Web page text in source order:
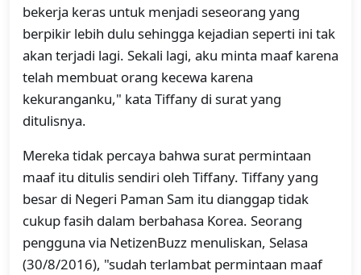
bekerja keras untuk menjadi seseorang yang
berpikir lebih dulu sehingga kejadian seperti ini tak
akan terjadi lagi. Sekali lagi, aku minta maaf karena
telah membuat orang kecewa karena
kekuranganku," kata Tiffany di surat yang
ditulisnya.
Mereka tidak percaya bahwa surat permintaan
maaf itu ditulis sendiri oleh Tiffany. Tiffany yang
besar di Negeri Paman Sam itu dianggap tidak
cukup fasih dalam berbahasa Korea. Seorang
pengguna via NetizenBuzz menuliskan, Selasa
(30/8/2016), "sudah terlambat permintaan maaf